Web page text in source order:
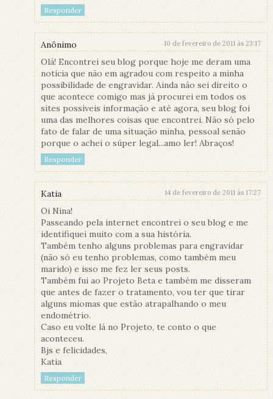
Responder
Anônimo 10 de fevereiro de 2011 às 23:17
Olá! Encontrei seu blog porque hoje me deram uma
notícia que não em agradou com respeito a minha
possibilidade de engravidar. Ainda não sei direito o
que acontece comigo mas já procurei em todos os
sites possíveis informação e até agora, seu blog foi
uma das melhores coisas que encontrei. Não só pelo
fato de falar de uma situação minha, pessoal senão
porque o achei o súper legal...amo ler! Abraços!
Responder
Katia 14 de fevereiro de 2011 às 17:27
Oi Nina!
Passeando pela internet encontrei o seu blog e me
identifiquei muito com a sua história.
Também tenho alguns problemas para engravidar
(não só eu tenho problemas, como também meu
marido) e isso me fez ler seus posts.
Também fui ao Projeto Beta e também me disseram
que antes de fazer o tratamento, vou ter que tirar
alguns miomas que estão atrapalhando o meu
endométrio.
Caso eu volte lá no Projeto, te conto o que
aconteceu.
Bjs e felicidades,
Katia
Responder